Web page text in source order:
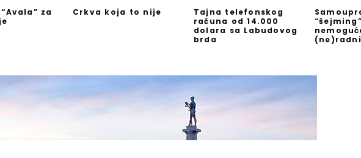
za
Crkva koja to nije
Tajna telefonskog
računa od 14.000
dolara sa Labudovog
brda